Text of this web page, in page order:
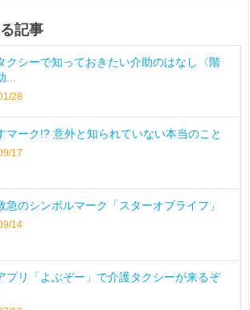
記事
クシーで知っておきたい介助のはなし〈階
28
マーク!? 意外と知られていない本当のこと
17
急のシンボルマーク「スターオブライフ」
14
プリ「よぶぞー」で介護タクシーが来るぞ